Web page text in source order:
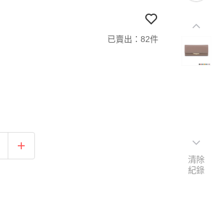
已賣出：82件
清除
紀錄